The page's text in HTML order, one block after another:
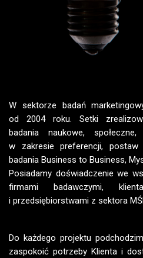
W sektorze badań
od 2004 roku. Setki
badania naukowe, społeczne,
w zakresie preferencji, postaw
badania Business to Business,
Posiadamy doświadczenie we
firmami badawczymi,
i przedsiębiorstwami z sektora
Do każdego projektu
zaspokoić potrzeby Klienta i